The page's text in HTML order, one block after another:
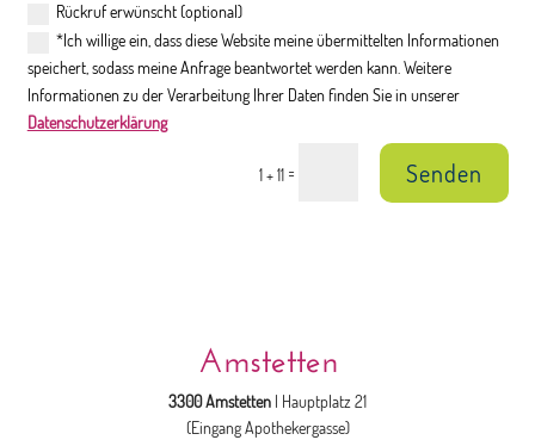
Rückruf erwünscht (optional)
*Ich willige ein, dass diese Website meine übermittelten Informationen
speichert, sodass meine Anfrage beantwortet werden kann. Weitere
Informationen zu der Verarbeitung Ihrer Daten finden Sie in unserer
Datenschutzerklärung
1 + 11= Senden
Amstetten
3300 Amstetten | Hauptplatz 21
(Eingang Apothekergasse)